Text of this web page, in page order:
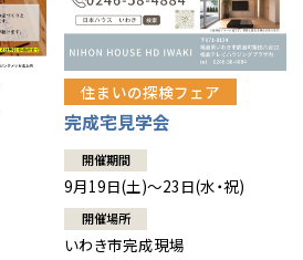
住まいの探検フェア
完成宅見学会
開催期間
9月19日(土)～23日(水・祝)
開催場所
いわき市完成現場